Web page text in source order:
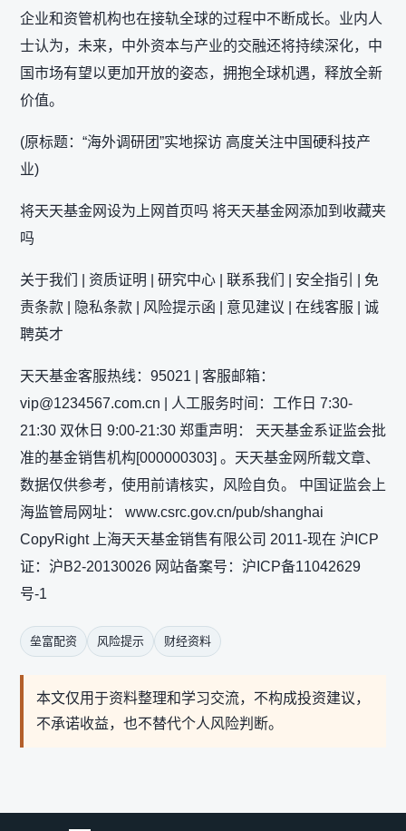
企业和资管机构也在接轨全球的过程中不断成长。业内人
士认为，未来，中外资本与产业的交融还将持续深化，中
国市场有望以更加开放的姿态，拥抱全球机遇，释放全新
价值。
(原标题：“海外调研团”实地探访 高度关注中国硬科技产
业)
将天天基金网设为上网首页吗 将天天基金网添加到收藏夹
吗
关于我们 | 资质证明 | 研究中心 | 联系我们 | 安全指引 | 免
责条款 | 隐私条款 | 风险提示函 | 意见建议 | 在线客服 | 诚
聘英才
天天基金客服热线：95021 | 客服邮箱：
vip@1234567.com.cn | 人工服务时间：工作日 7:30-
21:30 双休日 9:00-21:30 郑重声明： 天天基金系证监会批
准的基金销售机构[000000303] 。天天基金网所载文章、
数据仅供参考，使用前请核实，风险自负。 中国证监会上
海监管局网址： www.csrc.gov.cn/pub/shanghai
CopyRight 上海天天基金销售有限公司 2011-现在 沪ICP
证：沪B2-20130026 网站备案号：沪ICP备11042629
号-1
垒富配资 风险提示 财经资料
本文仅用于资料整理和学习交流，不构成投资建议，
不承诺收益，也不替代个人风险判断。